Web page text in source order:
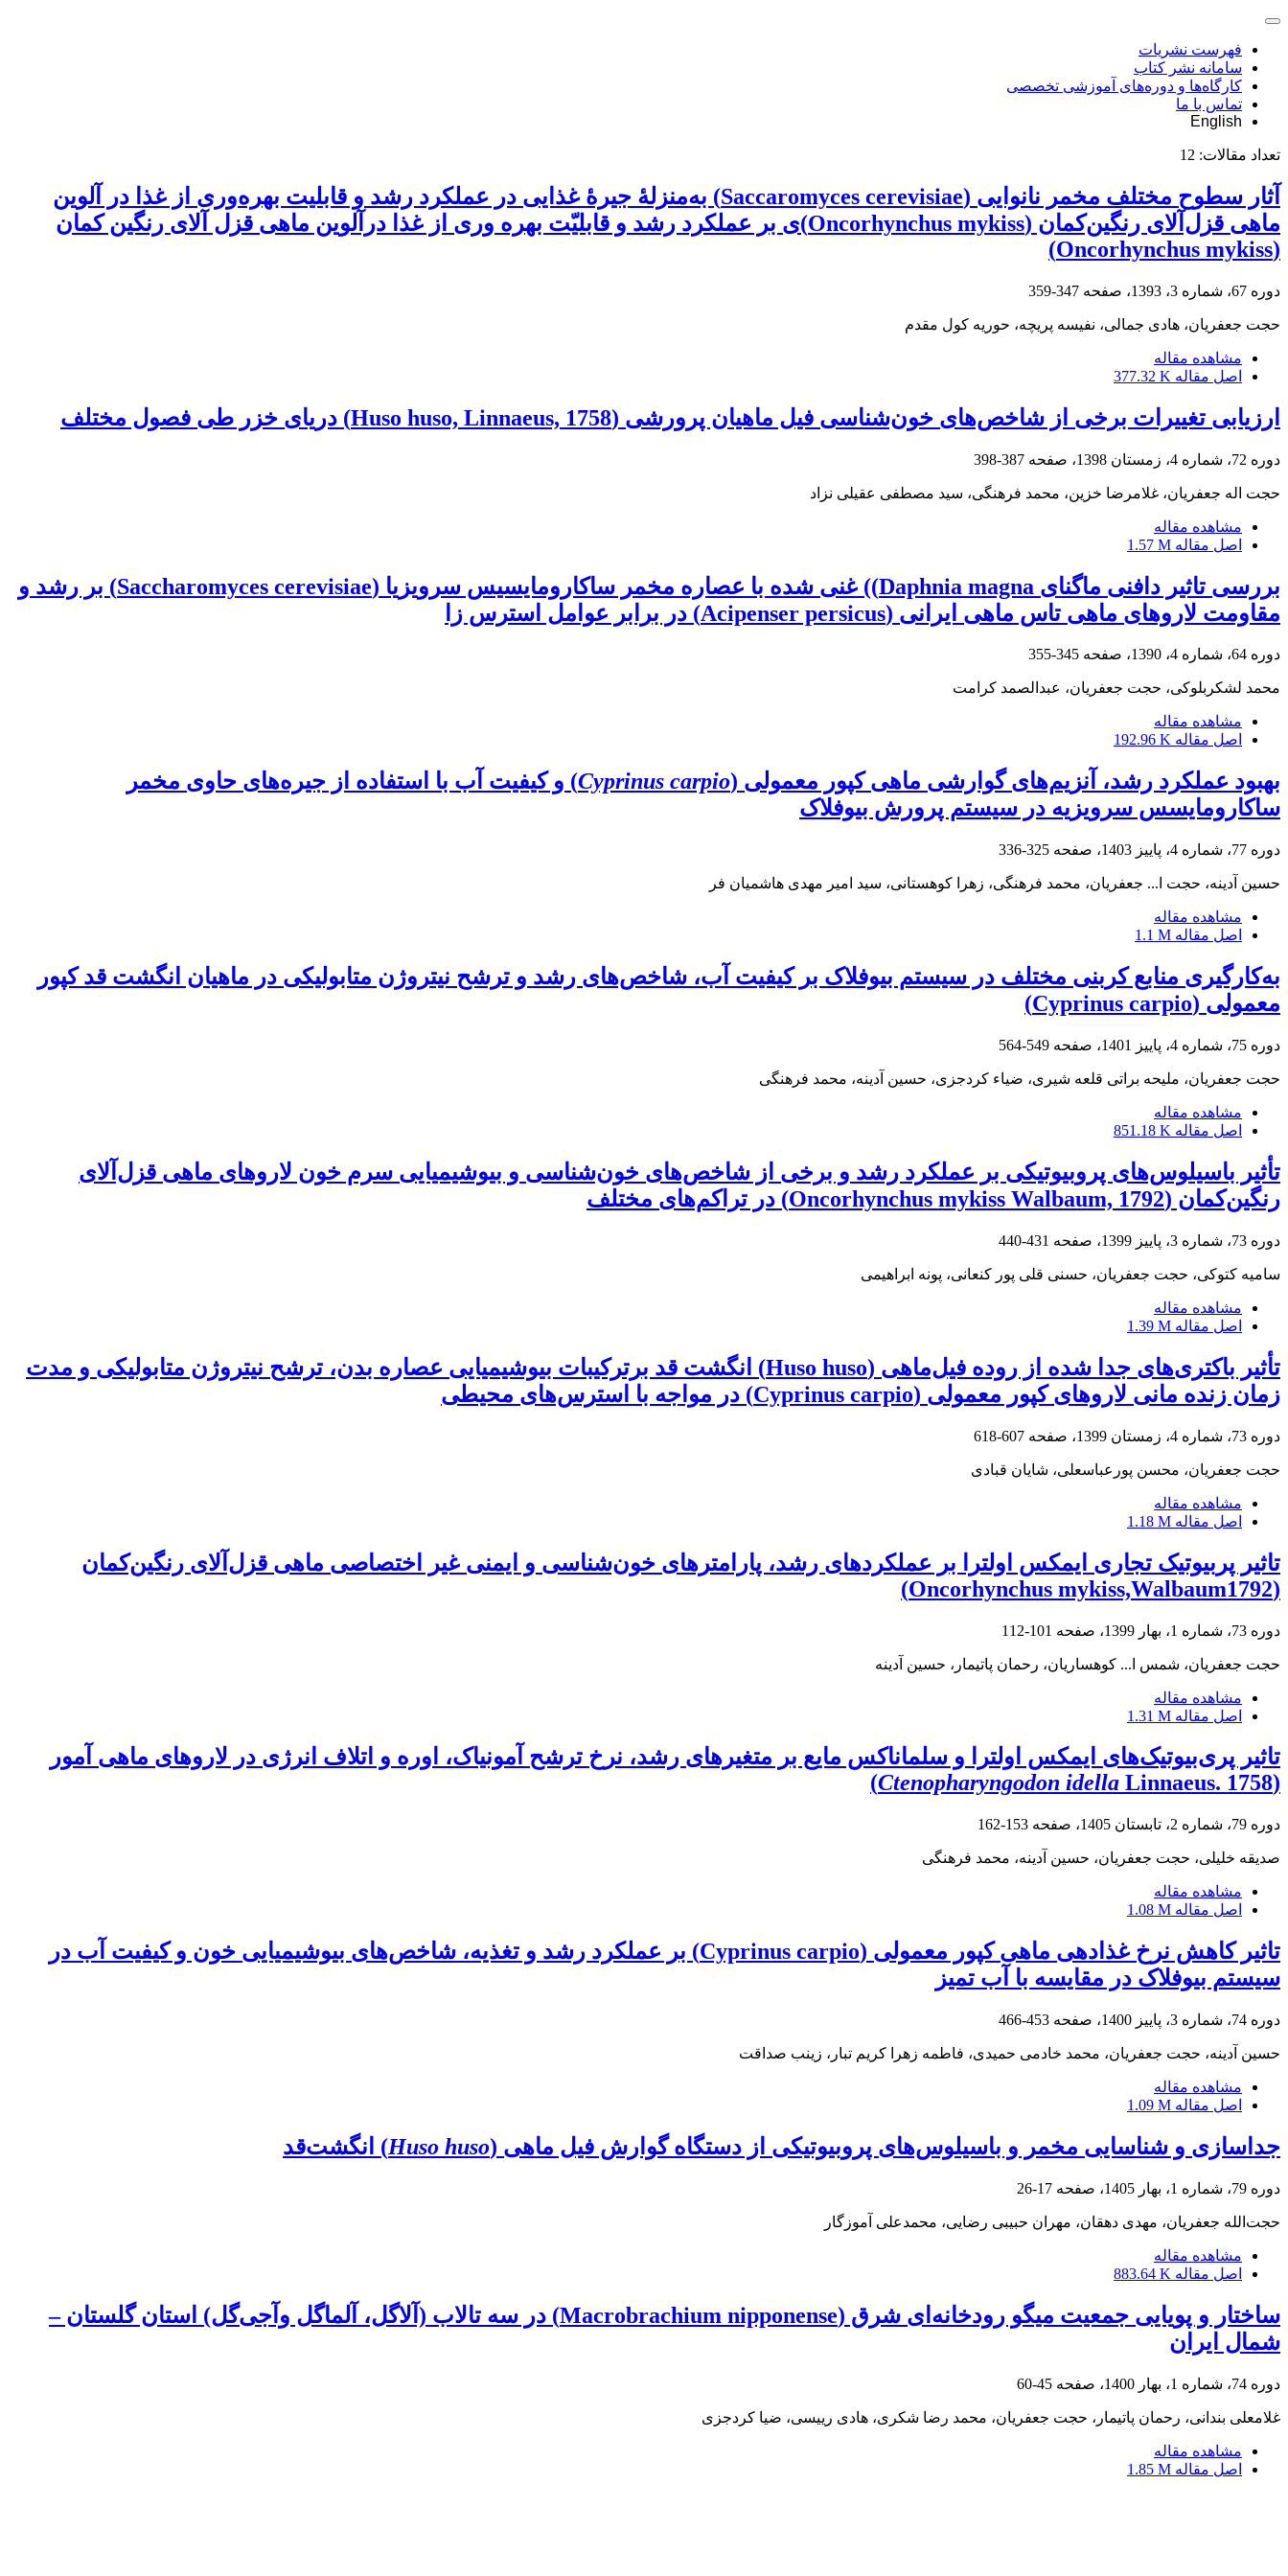
فهرست نشریات
سامانه نشر کتاب
کارگاه‌ها و دوره‌های آموزشی تخصصی
تماس با ما
English
تعداد مقالات: 12
آثار سطوح مختلف مخمر نانوایی (Saccaromyces cerevisiae) به‌منزلۀ جیرۀ غذایی در عملکرد رشد و قابلیت بهره‌وری از غذا در آلوین
ماهی قزل‌آلای رنگین‌کمان (Oncorhynchus mykiss)ی بر عملکرد رشد و قابلیّت بهره وری از غذا درآلوین ماهی قزل آلای رنگین کمان
(Oncorhynchus mykiss)
دوره 67، شماره 3، 1393، صفحه 347-359
حجت جعفریان، هادی جمالی، نفیسه پریچه، حوریه کول مقدم
مشاهده مقاله
اصل مقاله 377.32 K
ارزیابی تغییرات برخی از شاخص‌های خون‌شناسی فیل ماهیان پرورشی (Huso huso, Linnaeus, 1758) دریای خزر طی فصول مختلف
دوره 72، شماره 4، زمستان 1398، صفحه 387-398
حجت اله جعفریان، غلامرضا خزین، محمد فرهنگی، سید مصطفی عقیلی نزاد
مشاهده مقاله
اصل مقاله 1.57 M
بررسی تاثیر دافنی ماگنای Daphnia magna)) غنی شده با عصاره مخمر ساکارومایسیس سرویزیا (Saccharomyces cerevisiae) بر رشد و
مقاومت لاروهای ماهی تاس ماهی ایرانی (Acipenser persicus) در برابر عوامل استرس زا
دوره 64، شماره 4، 1390، صفحه 345-355
محمد لشکربلوکی، حجت جعفریان، عبدالصمد کرامت
مشاهده مقاله
اصل مقاله 192.96 K
بهبود عملکرد رشد، آنزیم‌های گوارشی ماهی کپور معمولی (Cyprinus carpio) و کیفیت آب با استفاده از جیره‌های حاوی مخمر
ساکارومایسس سرویزیه در سیستم پرورش بیوفلاک
دوره 77، شماره 4، پاییز 1403، صفحه 325-336
حسین آدینه، حجت ا... جعفریان، محمد فرهنگی، زهرا کوهستانی، سید امیر مهدی هاشمیان فر
مشاهده مقاله
اصل مقاله 1.1 M
به‌کارگیری منابع کربنی مختلف در سیستم بیوفلاک بر کیفیت آب، شاخص‌های رشد و ترشح نیتروژن متابولیکی در ماهیان انگشت قد کپور
معمولی (Cyprinus carpio)
دوره 75، شماره 4، پاییز 1401، صفحه 549-564
حجت جعفریان، ملیحه براتی قلعه شیری، ضیاء کردجزی، حسین آدینه، محمد فرهنگی
مشاهده مقاله
اصل مقاله 851.18 K
تأثیر باسیلوس‌های پروبیوتیکی بر عملکرد رشد و برخی از شاخص‌های خون‌شناسی و بیوشیمیایی سرم خون لاروهای ماهی قزل‌آلای
رنگین‌کمان (Oncorhynchus mykiss Walbaum, 1792) در تراکم‌های مختلف
دوره 73، شماره 3، پاییز 1399، صفحه 431-440
سامیه کتوکی، حجت جعفریان، حسنی قلی پور کنعانی، پونه ابراهیمی
مشاهده مقاله
اصل مقاله 1.39 M
تأثیر باکتری‌های جدا شده از روده فیل‌ماهی (Huso huso) انگشت قد برترکیبات بیوشیمیایی عصاره بدن، ترشح نیتروژن متابولیکی و مدت
زمان زنده مانی لاروهای کپور معمولی (Cyprinus carpio) در مواجه با استرس‌های محیطی
دوره 73، شماره 4، زمستان 1399، صفحه 607-618
حجت جعفریان، محسن پورعباسعلی، شایان قبادی
مشاهده مقاله
اصل مقاله 1.18 M
تاثیر پربیوتیک تجاری ایمکس اولترا بر عملکردهای رشد، پارامترهای خون‌شناسی و ایمنی غیر اختصاصی ماهی قزل‌آلای رنگین‌کمان
(Oncorhynchus mykiss,Walbaum1792)
دوره 73، شماره 1، بهار 1399، صفحه 101-112
حجت جعفریان، شمس ا... کوهساریان، رحمان پاتیمار، حسین آدینه
مشاهده مقاله
اصل مقاله 1.31 M
تاثیر پری‌بیوتیک‌های ایمکس اولترا و سلماناکس مایع بر متغیرهای رشد، نرخ ترشح آمونیاک، اوره و اتلاف انرژی در لاروهای ماهی آمور
(
Ctenopharyngodon idella Linnaeus. 1758)
دوره 79، شماره 2، تابستان 1405، صفحه 153-162
صدیقه خلیلی، حجت جعفریان، حسین آدینه، محمد فرهنگی
مشاهده مقاله
اصل مقاله 1.08 M
تاثیر کاهش نرخ غذادهی ماهی کپور معمولی (Cyprinus carpio) بر عملکرد رشد و تغذیه، شاخص‌های بیوشیمیایی خون و کیفیت آب در
سیستم بیوفلاک در مقایسه با آب تمیز
دوره 74، شماره 3، پاییز 1400، صفحه 453-466
حسین آدینه، حجت جعفریان، محمد خادمی حمیدی، فاطمه زهرا کریم تبار، زینب صداقت
مشاهده مقاله
اصل مقاله 1.09 M
جداسازی و شناسایی مخمر و باسیلوس‌های پروبیوتیکی از دستگاه گوارش فیل ماهی (Huso huso) انگشت‌قد
دوره 79، شماره 1، بهار 1405، صفحه 17-26
حجت‌الله جعفریان، مهدی دهقان، مهران حبیبی رضایی، محمدعلی آموزگار
مشاهده مقاله
اصل مقاله 883.64 K
ساختار و پویایی جمعیت میگو رودخانه‌ای شرق (Macrobrachium nipponense) در سه تالاب (آلاگل، آلماگل وآجی‌گل) استان گلستان –
شمال ایران
دوره 74، شماره 1، بهار 1400، صفحه 45-60
غلامعلی بندانی، رحمان پاتیمار، حجت جعفریان، محمد رضا شکری، هادی رییسی، ضیا کردجزی
مشاهده مقاله
اصل مقاله 1.85 M